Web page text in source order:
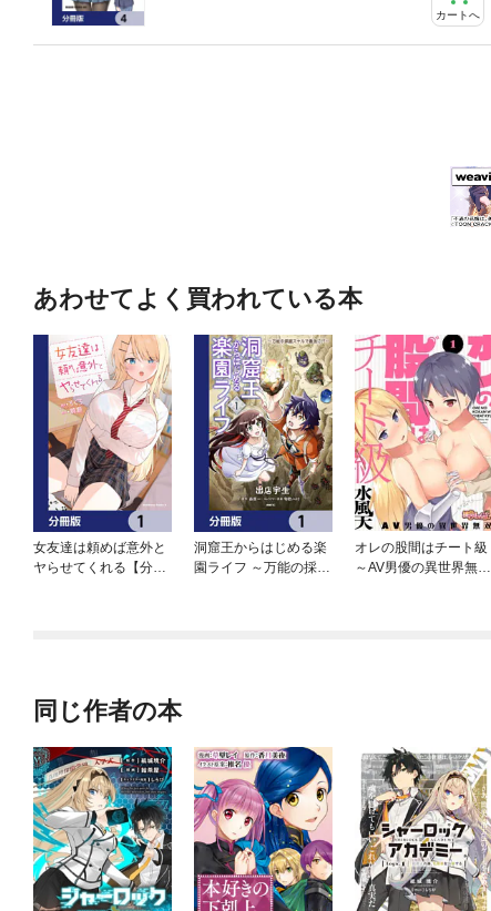
カートへ
あわせてよく買われている本
女友達は頼めば意外と
ヤらせてくれる【分冊
洞窟王からはじめる楽
園ライフ ～万能の採掘
オレの股間はチート級
～AV男優の異世界無双
同じ作者の本